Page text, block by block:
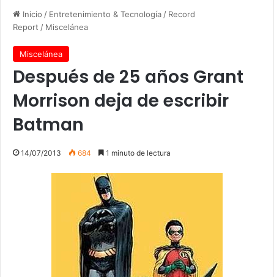
Inicio / Entretenimiento & Tecnología / Record
Report / Miscelánea
Miscelánea
Después de 25 años Grant
Morrison deja de escribir
Batman
14/07/2013 684 1 minuto de lectura